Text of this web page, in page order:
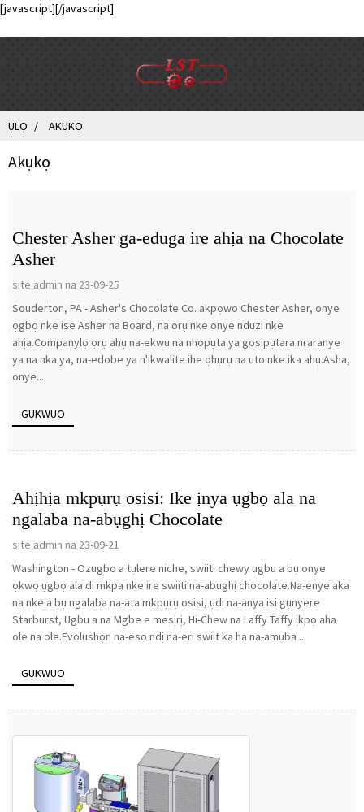
[javascript][/javascript]
ỤLỌ AKỤKỌ
Akụkọ
Chester Asher ga-eduga ire ahịa na Chocolate
Asher
site admin na 23-09-25
Souderton, PA - Asher's Chocolate Co. akpọwo Chester Asher, onye
ọgbọ nke ise Asher na Board, na ọrụ nke onye nduzi nke
ahịa.Companylọ ọrụ ahụ na-ekwu na nhọpụta ya gosipụtara nraranye
ya na nka ya, na-edobe ya n'ịkwalite ihe ọhụrụ na uto nke ika ahụ.Asha,
onye...
GỤKWUO
Ahịhịa mkpụrụ osisi: Ike ịnya ụgbọ ala na
ngalaba na-abụghị Chocolate
site admin na 23-09-21
Washington - Ozugbo a tụlere niche, swiiti chewy ugbu a bụ onye
ọkwọ ụgbọ ala dị mkpa nke ire swiiti na-abụghị chocolate.Na-enye aka
na nke a bụ ngalaba na-ata mkpụrụ osisi, ụdị na-anya isi gụnyere
Starburst, Ugbu a na Mgbe e mesịrị, Hi-Chew na Laffy Taffy ịkpọ aha
ole na ole.Evolushọn na-eso ndị na-eri swiit ka ha na-amụba ...
GỤKWUO